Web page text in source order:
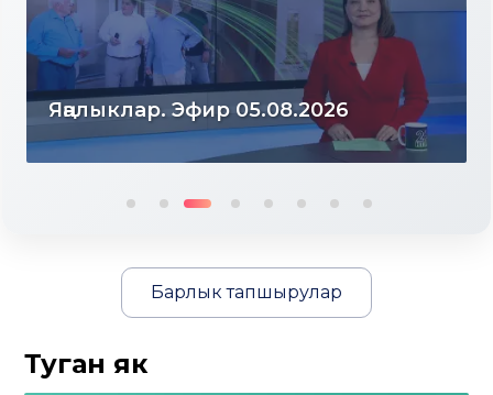
Яңалыклар. Эфир
Барлык тапшырулар
Туган як